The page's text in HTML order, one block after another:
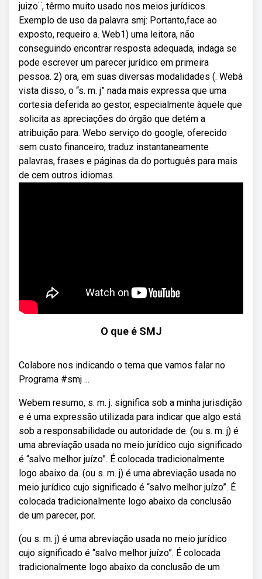
juizo¨, têrmo muito usado nos meios jurídicos.
Exemplo de uso da palavra smj: Portanto,face ao
exposto, requeiro a. Web1) uma leitora, não
conseguindo encontrar resposta adequada, indaga se
pode escrever um parecer jurídico em primeira
pessoa. 2) ora, em suas diversas modalidades (. Webà
vista disso, o “s. m. j” nada mais expressa que uma
cortesia deferida ao gestor, especialmente àquele que
solicita as apreciações do órgão que detém a
atribuição para. Webo serviço do google, oferecido
sem custo financeiro, traduz instantaneamente
palavras, frases e páginas da do português para mais
de cem outros idiomas.
O que é SMJ
Colabore nos indicando o tema que vamos falar no
Programa #smj ...
Webem resumo, s. m. j. significa sob a minha jurisdição
e é uma expressão utilizada para indicar que algo está
sob a responsabilidade ou autoridade de. (ou s. m. j) é
uma abreviação usada no meio jurídico cujo significado
é “salvo melhor juízo”. É colocada tradicionalmente
logo abaixo da. (ou s. m. j) é uma abreviação usada no
meio jurídico cujo significado é “salvo melhor juízo”. É
colocada tradicionalmente logo abaixo da conclusão
de um parecer, por.
(ou s. m. j) é uma abreviação usada no meio jurídico
cujo significado é “salvo melhor juízo”. É colocada
tradicionalmente logo abaixo da conclusão de um